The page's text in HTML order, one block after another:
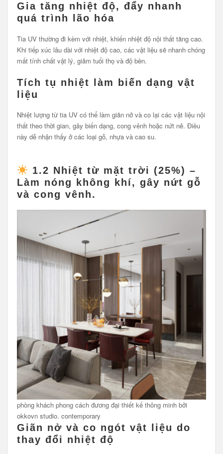
Gia tăng nhiệt độ, đẩy nhanh
quá trình lão hóa
Tia UV thường đi kèm với nhiệt, khiến nhiệt độ nội thất tăng cao.
Khi tiếp xúc lâu dài với nhiệt độ cao, các vật liệu sẽ nhanh chóng
mất tính chất vật lý, giảm tuổi thọ và độ bền.
Tích tụ nhiệt làm biến dạng vật
liệu
Nhiệt lượng từ tia UV có thể làm giãn nở và co lại các vật liệu nội
thất theo thời gian, gây biến dạng, cong vênh hoặc nứt nẻ. Điều
này dễ nhận thấy ở các loại gỗ, nhựa và cao su.
1.2 Nhiệt từ mặt trời (25%) –
Làm nóng không khí, gây nứt gỗ
và cong vênh.
phòng khách phong cách đương đại thiết kế thông minh bởi
okkovn studio. contemporary
Giãn nở và co ngót vật liệu do
thay đổi nhiệt độ